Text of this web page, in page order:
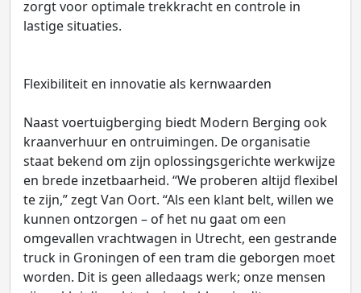
zorgt voor optimale trekkracht en controle in
lastige situaties.
Flexibiliteit en innovatie als kernwaarden
Naast voertuigberging biedt Modern Berging ook
kraanverhuur en ontruimingen. De organisatie
staat bekend om zijn oplossingsgerichte werkwijze
en brede inzetbaarheid. “We proberen altijd flexibel
te zijn,” zegt Van Oort. “Als een klant belt, willen we
kunnen ontzorgen – of het nu gaat om een
omgevallen vrachtwagen in Utrecht, een gestrande
truck in Groningen of een tram die geborgen moet
worden. Dit is geen alledaags werk; onze mensen